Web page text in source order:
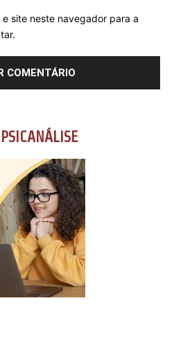
site neste navegador para a